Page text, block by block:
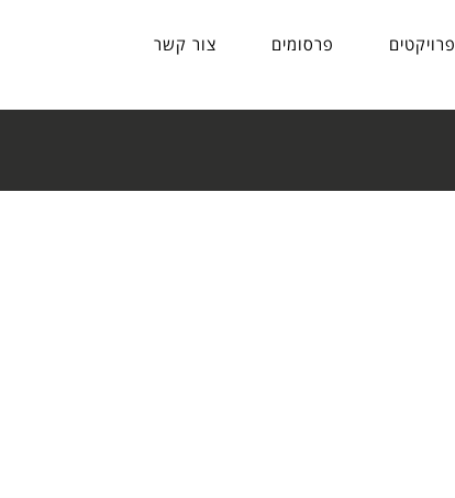
פרויקטים פרסומים צור קשר